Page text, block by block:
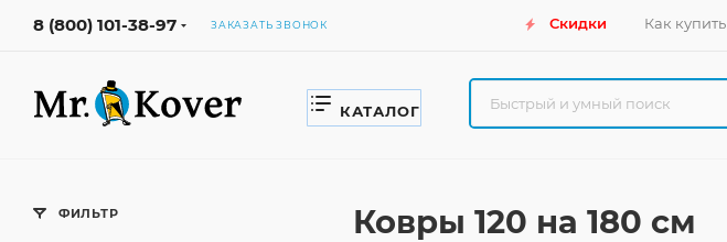
8 (800) 101-38-97 ЗАКАЗАТЬ ЗВОНОК Скидки Как купить
КАТАЛОГ
Ковры 120 на 180 см
ФИЛЬТР